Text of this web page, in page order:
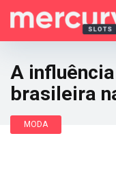
A
brasileira
MODA